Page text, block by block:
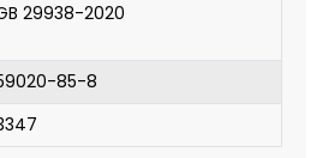
29938-2020
85-8